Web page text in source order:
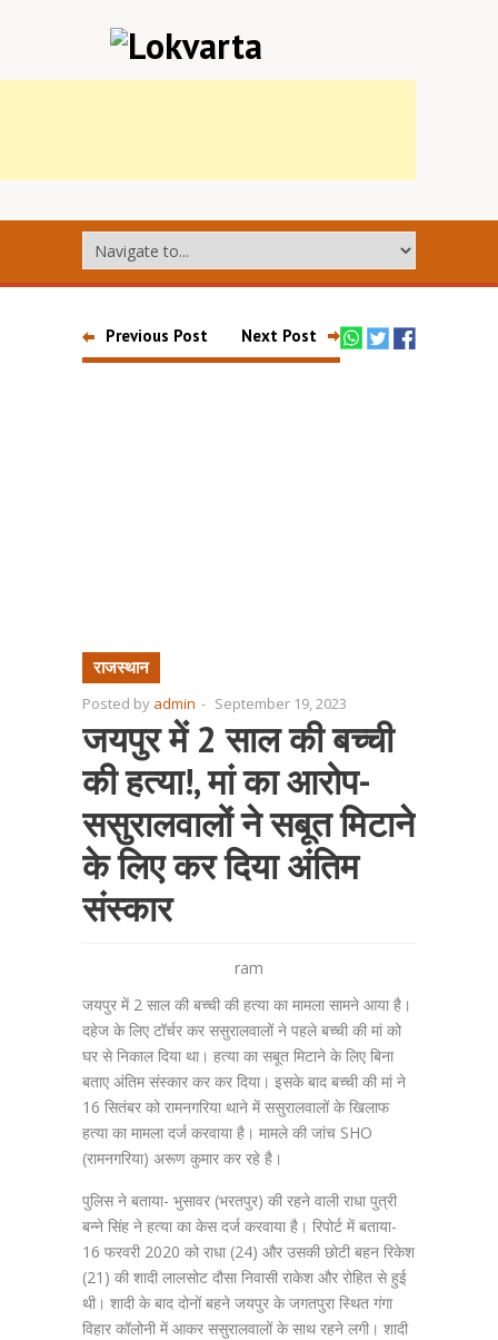
Previous Post Next Post
राजस्थान
Posted by admin - September 19, 2023
जयपुर में 2 साल की बच्ची
की हत्या!, मां का आरोप-
ससुरालवालों ने सबूत मिटाने
के लिए कर दिया अंतिम
संस्कार
ram
जयपुर में 2 साल की बच्ची की हत्या का मामला सामने आया है।
दहेज के लिए टॉर्चर कर ससुरालवालों ने पहले बच्ची की मां को
घर से निकाल दिया था। हत्या का सबूत मिटाने के लिए बिना
बताए अंतिम संस्कार कर कर दिया। इसके बाद बच्ची की मां ने
16 सितंबर को रामनगरिया थाने में ससुरालवालों के खिलाफ
हत्या का मामला दर्ज करवाया है। मामले की जांच SHO
(रामनगरिया) अरूण कुमार कर रहे है।
पुलिस ने बताया- भुसावर (भरतपुर) की रहने वाली राधा पुत्री
बन्ने सिंह ने हत्या का केस दर्ज करवाया है। रिपोर्ट में बताया-
16 फरवरी 2020 को राधा (24) और उसकी छोटी बहन रिकेश
(21) की शादी लालसोट दौसा निवासी राकेश और रोहित से हुई
थी। शादी के बाद दोनों बहने जयपुर के जगतपुरा स्थित गंगा
विहार कॉलोनी में आकर ससुरालवालों के साथ रहने लगी। शादी